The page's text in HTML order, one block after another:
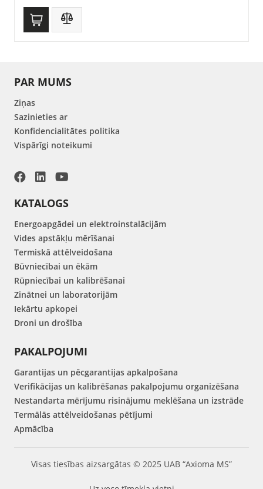
PAR MUMS
Ziņas
Sazinieties ar
Konfidencialitātes politika
Vispārīgi noteikumi
KATALOGS
Energoapgādei un elektroinstalācijām
Vides apstākļu mērīšanai
Termiskā attēlveidošana
Būvniecībai un ēkām
Rūpniecībai un kalibrēšanai
Zinātnei un laboratorijām
Iekārtu apkopei
Droni un drošība
PAKALPOJUMI
Garantijas un pēcgarantijas apkalpošana
Verifikācijas un kalibrēšanas pakalpojumu organizēšana
Nestandarta mērījumu risinājumu meklēšana un izstrāde
Termālās attēlveidošanas pētījumi
Apmācība
Visas tiesības aizsargātas © 2025 UAB “Axioma MS”